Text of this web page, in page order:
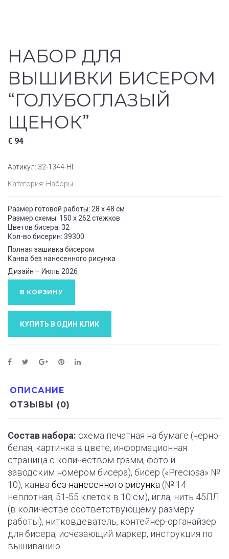
НАБОР ДЛЯ
ВЫШИВКИ БИСЕРОМ
“ГОЛУБОГЛАЗЫЙ
ЩЕНОК”
€ 94
Артикул: 32-1344-НГ
Категория: Наборы
Размер готовой работы: 28 x 48 см
Размер схемы: 150 x 262 стежков
Цветов бисера: 32
Кол-во бисерин: 39300
Полная зашивка бисером
Канва без нанесенного рисунка
Дизайн – Июль 2026
В КОРЗИНУ
КУПИТЬ В ОДИН КЛИК
ОПИСАНИЕ
ОТЗЫВЫ (0)
Состав набора: схема печатная на бумаге (черно-
белая, картинка в цвете, информационная
страница с количеством грамм, фото и
заводским номером бисера), бисер («Preciosa» №
10), канва без нанесенного рисунка (№ 14
неплотная, 51-55 клеток в 10 см), игла, нить 45ЛЛ
(в количестве соответствующему размеру
работы), нитковдеватель, контейнер-органайзер
для бисера, исчезающий маркер, инструкция по
вышиванию